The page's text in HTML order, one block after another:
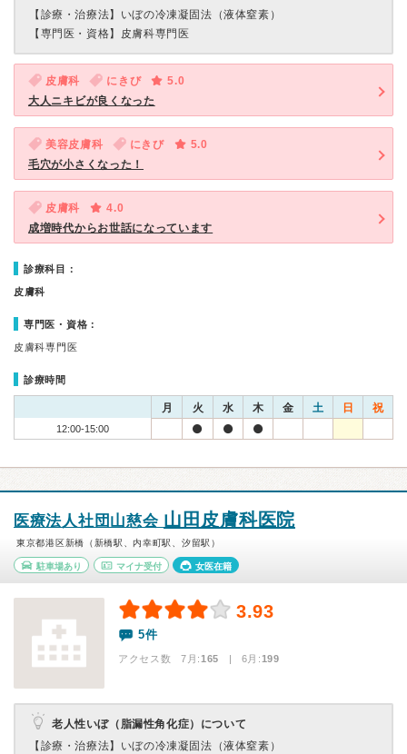
【診療・治療法】 いぼの冷凍凝固法（液体窒素）
【専門医・資格】 皮膚科専門医
皮膚科 にきび
5.0
大人ニキビが良くなった
美容皮膚科 にきび
5.0
毛穴が小さくなった！
皮膚科
4.0
成増時代からお世話になっています
診療科目：
皮膚科
専門医・資格：
皮膚科専門医
診療時間
月 火 水 木 金 土 日 祝
12:00-15:00
医療法人社団山慈会 山田皮膚科医院
東京都港区新橋（新橋駅、内幸町駅、汐留駅）
駐車場あり マイナ受付 女医在籍
3.93
5件
アクセス数 7月:165 | 6月:199
老人性いぼ（脂漏性角化症）について
【診療・治療法】 いぼの冷凍凝固法（液体窒素）